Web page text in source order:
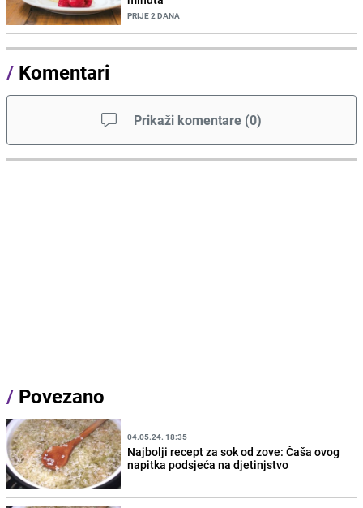
PRIJE 2 DANA
/ Komentari
Prikaži komentare (0)
/ Povezano
04.05.24. 18:35
Najbolji recept za sok od zove: Čaša ovog
napitka podsjeća na djetinjstvo